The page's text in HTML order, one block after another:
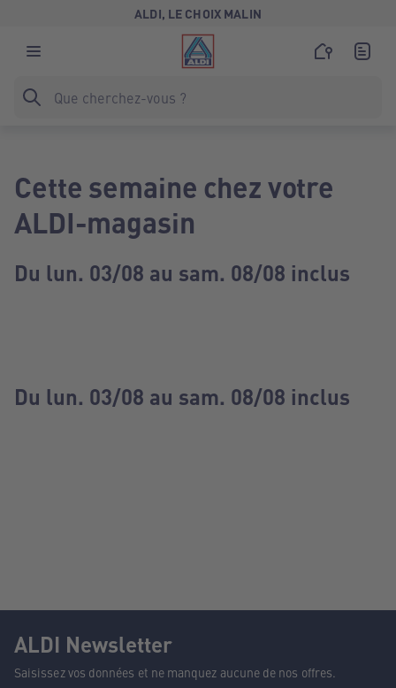
ALDI, LE CHOIX MALIN
Cette semaine chez votre
ALDI-magasin
Du lun. 03/08 au sam. 08/08 inclus
Du lun. 03/08 au sam. 08/08 inclus
ALDI Newsletter
Saisissez vos données et ne manquez aucune de nos offres.